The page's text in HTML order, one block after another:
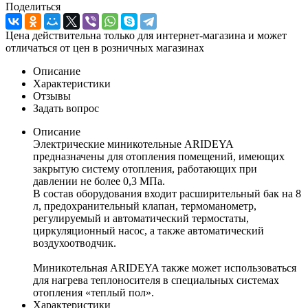
Поделиться
Цена действительна только для интернет-магазина и может
отличаться от цен в розничных магазинах
Описание
Характеристики
Отзывы
Задать вопрос
Описание
Электрические миникотельные ARIDEYA
предназначены для отопления помещений, имеющих
закрытую систему отопления, работающих при
давлении не более 0,3 МПа.
В состав оборудования входит расширительный бак на 8
л, предохранительный клапан, термоманометр,
регулируемый и автоматический термостаты,
циркуляционный насос, а также автоматический
воздухоотводчик.
Миникотельная ARIDEYA также может использоваться
для нагрева теплоносителя в специальных системах
отопления «теплый пол».
Характеристики